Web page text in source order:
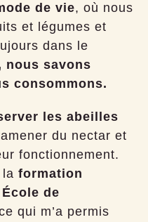
de vie, où nous
et légumes et
dans le
nous savons
consommons.
les abeilles
du nectar et
fonctionnement.
la formation
de
qui m’a permis